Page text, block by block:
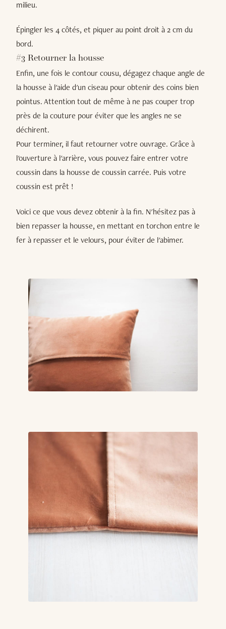
milieu.
Épingler les 4 côtés, et piquer au point droit à 2 cm du
bord.
#3 Retourner la housse
Enfin, une fois le contour cousu, dégagez chaque angle de
la housse à l'aide d'un ciseau pour obtenir des coins bien
pointus. Attention tout de même à ne pas couper trop
près de la couture pour éviter que les angles ne se
déchirent.
Pour terminer, il faut retourner votre ouvrage. Grâce à
l'ouverture à l'arrière, vous pouvez faire entrer votre
coussin dans la housse de coussin carrée. Puis votre
coussin est prêt !
Voici ce que vous devez obtenir à la fin. N'hésitez pas à
bien repasser la housse, en mettant en torchon entre le
fer à repasser et le velours, pour éviter de l'abimer.